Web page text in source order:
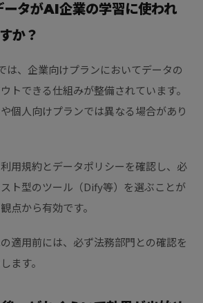
タがAI企業の学習に使われ
か？
は、企業向けプランにおいてデータの
トできる仕組みが整備されています。
個人向けプランでは異なる場合があり
用規約とデータポリシーを確認し、必
ト型のツール（Dify等）を選ぶことが
点から有効です。
適用前には、必ず法務部門との確認を
ます。